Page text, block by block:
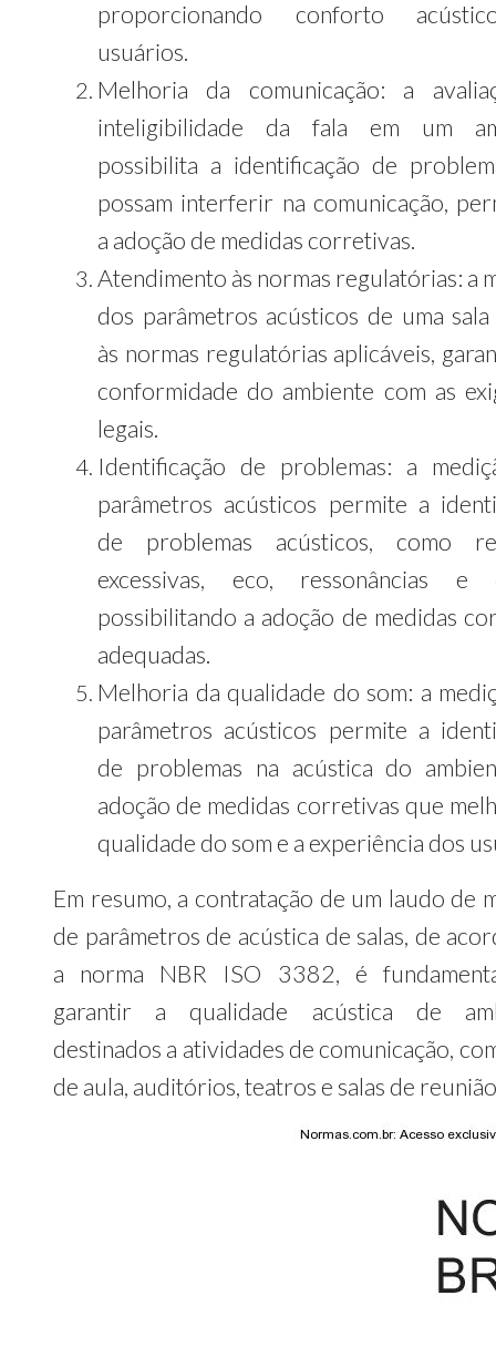
proporcionando conforto
usuários.
Melhoria da comunicação: a
inteligibilidade da fala em um
possibilita a identificação de
possam interferir na comunicação,
a adoção de medidas corretivas.
Atendimento às normas regulatórias: a
dos parâmetros acústicos de uma
às normas regulatórias aplicáveis,
conformidade do ambiente com as
legais.
Identificação de problemas: a
parâmetros acústicos permite a
de problemas acústicos, como
excessivas, eco, ressonâncias e
possibilitando a adoção de medidas
adequadas.
Melhoria da qualidade do som: a
parâmetros acústicos permite a
de problemas na acústica do
adoção de medidas corretivas que
qualidade do som e a experiência dos
Em resumo, a contratação de um laudo de
de parâmetros de acústica de salas, de
a norma NBR ISO 3382, é
garantir a qualidade acústica de
destinados a atividades de comunicação,
de aula, auditórios, teatros e salas de